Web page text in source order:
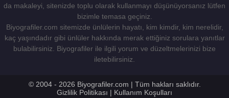
da makaleyi, sitenizde toplu olarak kullanmayı düşünüyorsanız lütfen
bizimle temasa geçiniz.
Biyografiler.com sitemizde ünlülerin hayatı, kim kimdir, kim nerelidir,
kaç yaşındadır gibi ünlüler hakkında merak ettiğiniz sorulara yanıtlar
bulabilirsiniz. Biyografiler ile ilgili yorum ve düzeltmelerinizi bize
iletebilirsiniz.
© 2004 - 2026 Biyografiler.com | Tüm hakları saklıdır.
Gizlilik Politikası | Kullanım Koşulları